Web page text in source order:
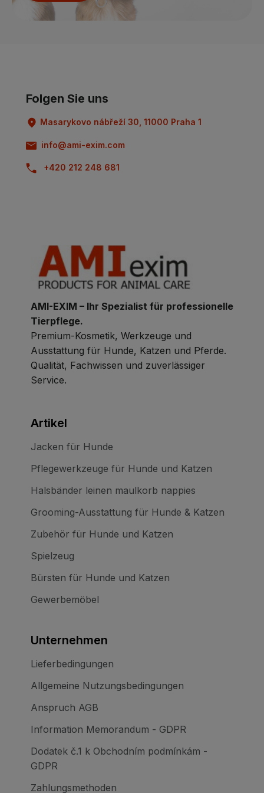
Folgen Sie uns
Masarykovo nábřeží 30, 11000 Praha 1
info@ami-exim.com
+420 212 248 681
AMI-EXIM – Ihr Spezialist für professionelle
Tierpflege.
Premium-Kosmetik, Werkzeuge und
Ausstattung für Hunde, Katzen und Pferde.
Qualität, Fachwissen und zuverlässiger
Service.
Artikel
Jacken für Hunde
Pflegewerkzeuge für Hunde und Katzen
Halsbänder leinen maulkorb nappies
Grooming-Ausstattung für Hunde & Katzen
Zubehör für Hunde und Katzen
Spielzeug
Bürsten für Hunde und Katzen
Gewerbemöbel
Unternehmen
Lieferbedingungen
Allgemeine Nutzungsbedingungen
Anspruch AGB
Information Memorandum - GDPR
Dodatek č.1 k Obchodním podmínkám -
GDPR
Zahlungsmethoden